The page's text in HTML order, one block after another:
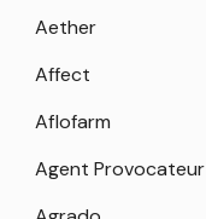
Aether
Affect
Aflofarm
Agent Provocateur